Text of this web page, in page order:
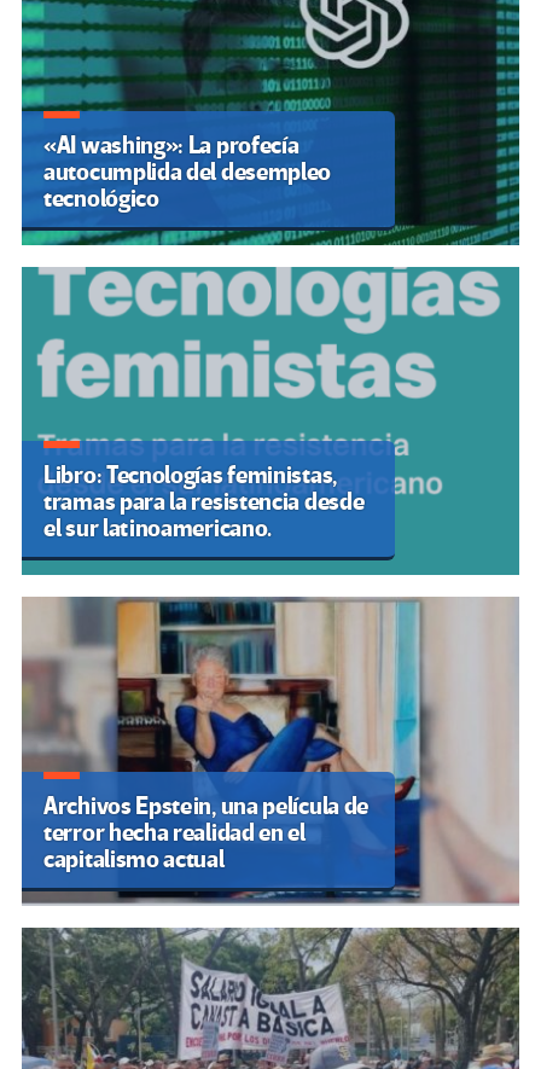
«AI washing»: La profecía
autocumplida del desempleo
tecnológico
Libro: Tecnologías feministas,
tramas para la resistencia desde
el sur latinoamericano.
Archivos Epstein, una película de
terror hecha realidad en el
capitalismo actual